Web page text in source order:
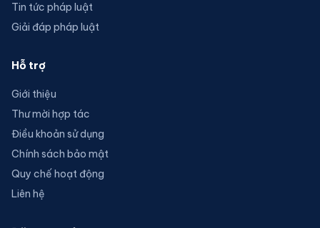
Tin tức pháp luật
Giải đáp pháp luật
Hỗ trợ
Giới thiệu
Thư mời hợp tác
Điều khoản sử dụng
Chính sách bảo mật
Quy chế hoạt động
Liên hệ